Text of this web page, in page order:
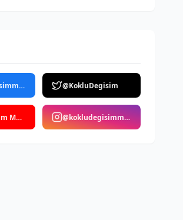
@Kokludegisimmedya @KokluDegisim
Köklü Değişim Medya @kokludegisimmedya